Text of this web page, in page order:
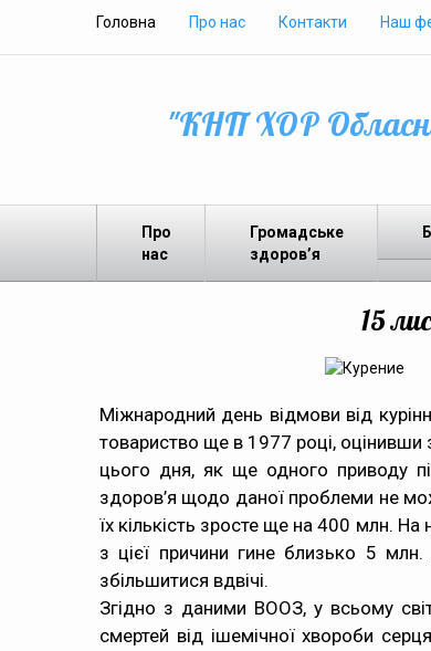
Головна Про нас Контакти Наш
"КНП ХОР
Про
нас
Громадське
здоров’я
15
Міжнародний день відмови від
товариство ще в 1977 році, оцінивши
цього дня, як ще одного приводу
здоров’я щодо даної проблеми не
їх кількість зросте ще на 400 млн.
з цієї причини гине близько 5
збільшитися вдвічі.
Згідно з даними ВООЗ, у всьому
смертей від ішемічної хвороби